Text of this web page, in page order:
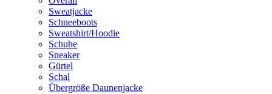
Sweatjacke
Schneeboots
Sweatshirt/Hoodie
Schuhe
Sneaker
Gürtel
Schal
Übergröße Daunenjacke